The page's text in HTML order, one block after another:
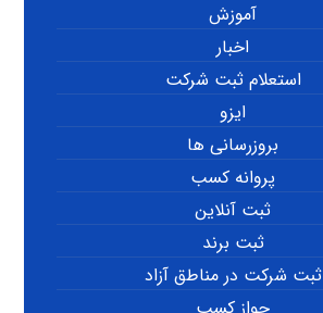
آموزش
اخبار
استعلام ثبت شرکت
ایزو
بروزرسانی ها
پروانه کسب
ثبت آنلاین
ثبت برند
ثبت شرکت در مناطق آزاد